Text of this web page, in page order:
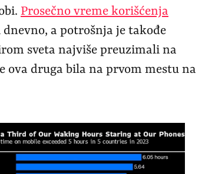
Prosečno vreme korišćenja
a potrošnja je takođe
sveta najviše preuzimali na
ova druga bila na prvom mestu na